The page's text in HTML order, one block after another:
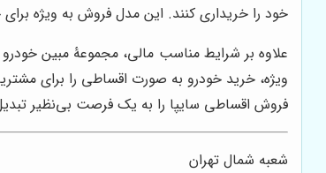
خود را خریداری کنند. این مدل فروش به ویژه
علاوه بر شرایط مناسب مالی، مجموعۀ مبین
ویژه، خرید خودرو به صورت اقساطی را برای
فروش اقساطی سایپا را به یک فرصت بی‌نظیر
شعبه شمال تهران